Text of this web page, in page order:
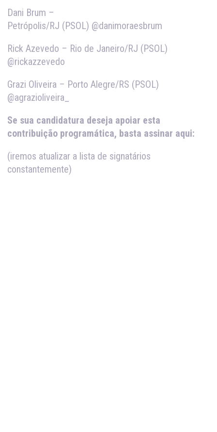
Dani Brum –
Petrópolis/RJ (PSOL) @danimoraesbrum
Rick Azevedo – Rio de Janeiro/RJ (PSOL)
@rickazzevedo
Grazi Oliveira – Porto Alegre/RS (PSOL)
@agrazioliveira_
Se sua candidatura deseja apoiar esta
contribuição programática, basta assinar aqui:
(iremos atualizar a lista de signatários
constantemente)